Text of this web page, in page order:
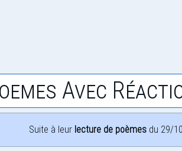
Avec
Suite à leur lecture de poèmes du 29/